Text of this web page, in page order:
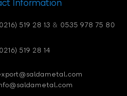
Information
519 28 13 & 0535 978 75 80
519 28 14